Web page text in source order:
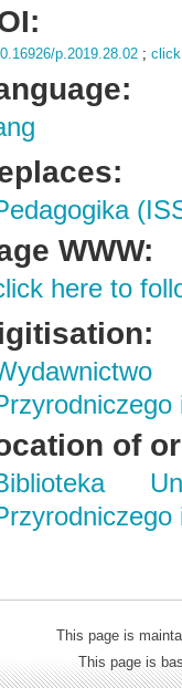
p.2019.28.02 ;
WWW:
here to
of
This page is
This page is